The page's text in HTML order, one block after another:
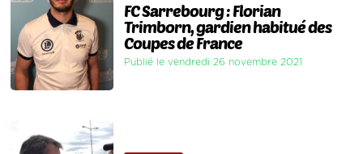
FC Sarrebourg : Florian
Trimborn, gardien habitué des
Coupes de France
Publié le vendredi 26 novembre 2021